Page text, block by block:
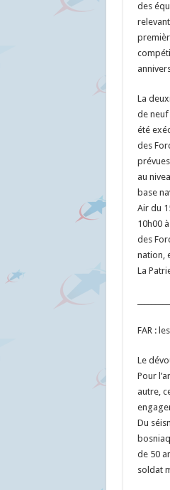
des
La
de neuf
été
des
au
base
Air du
10h00
des
nation,
La
FAR :
Le
Pour
autre,
Du
de 50
soldat